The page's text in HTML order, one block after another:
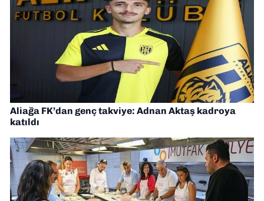
Aliağa FK’dan genç takviye: Adnan Aktaş kadroya
katıldı